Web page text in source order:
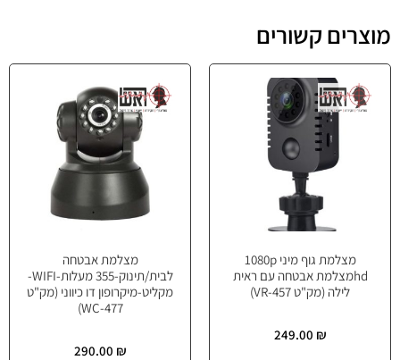
מוצרים קשורים
מצלמת גוף מיני 1080p
hdמצלמת אבטחה עם ראית
לילה (מק"ט VR-457)
249.00 ₪
מצלמת אבטחה
לבית/תינוק-355 מעלות-WIFI-
מקליט-מיקרופון דו כיווני (מק"ט
WC-477)
290.00 ₪